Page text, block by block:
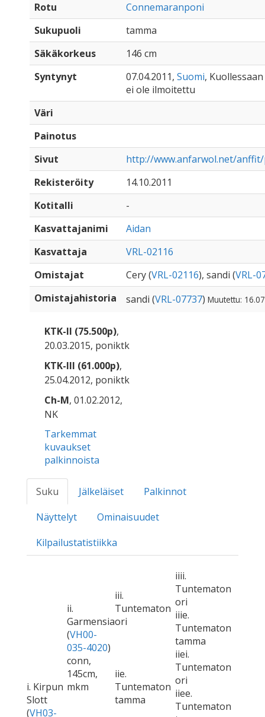
Rotu
Connemaranponi
Sukupuoli
tamma
Säkäkorkeus
146 cm
Syntynyt
07.04.2011, Suomi,
ei ole ilmoitettu
Väri
Painotus
Sivut
http://www.anfarwol.net/
Rekisteröity
14.10.2011
Kotitalli
-
Kasvattajanimi
Aidan
Kasvattaja
VRL-02116
Omistajat
Cery (VRL-02116), sandi (VRL-
Omistajahistoria
sandi (VRL-07737) Muutettu:
KTK-II (75.500p),
20.03.2015, poniktk
KTK-III (61.000p),
25.04.2012, poniktk
Ch-M, 01.02.2012,
NK
Tarkemmat
kuvaukset
palkinnoista
Suku Jälkeläiset
Palkinnot
Näyttelyt
Ominaisuudet
Kilpailustatistiikka
i. Kirpun
Slott
(VH03-
ii.
Garmensia
(VH00-
035-4020)
conn,
145cm,
mkm
iii.
Tuntematon
ori
iiii.
Tuntematon
ori
iiie.
Tuntematon
tamma
iie.
Tuntematon
tamma
iiei.
Tuntematon
ori
iiee.
Tuntematon